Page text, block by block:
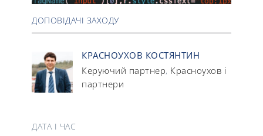
ДОПОВІДАЧІ ЗАХОДУ
КРАСНОУХОВ КОСТЯНТИН
Керуючий партнер, Красноухов і
партнери
ДАТА І ЧАС